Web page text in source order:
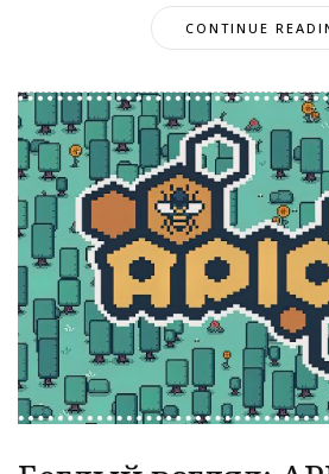
CONTINUE